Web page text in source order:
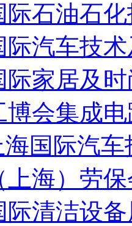
际石油石
际汽车技
际家居及
博会集成
海国际汽
上海）劳
际清洁设